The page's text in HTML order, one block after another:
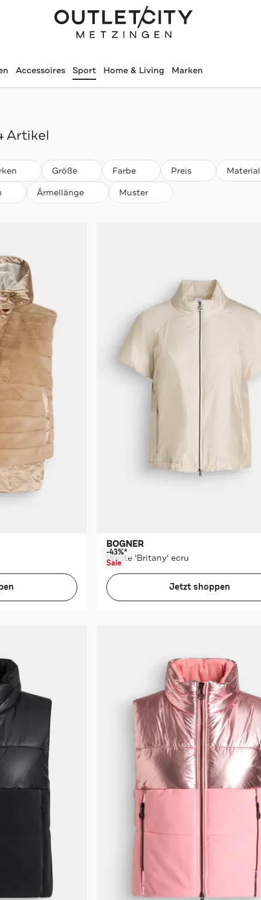
Accessoires Sport Home & Living Marken
Artikel
Größe Farbe Preis Material
Ärmellänge Muster
BOGNER
Weste 'Britany' ecru
-43%*
Sale
Jetzt shoppen